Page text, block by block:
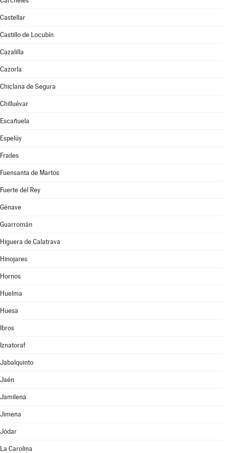
Castellar
Castillo de Locubín
Cazalilla
Cazorla
Chiclana de Segura
Chilluévar
Escañuela
Espelúy
Frailes
Fuensanta de Martos
Fuerte del Rey
Génave
Guarromán
Higuera de Calatrava
Hinojares
Hornos
Huelma
Huesa
Ibros
Iznatoraf
Jabalquinto
Jaén
Jamilena
Jimena
Jódar
La Carolina